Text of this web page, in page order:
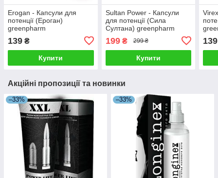
Erogan - Капсули для
потенції (Ероган)
greenpharm
139 ₴
Купити
Sultan Power - Капсули
для потенції (Сила
Султана) greenpharm
199₴ 299 ₴
Купити
139
Акційні пропозиції та новинки
–33% –33%